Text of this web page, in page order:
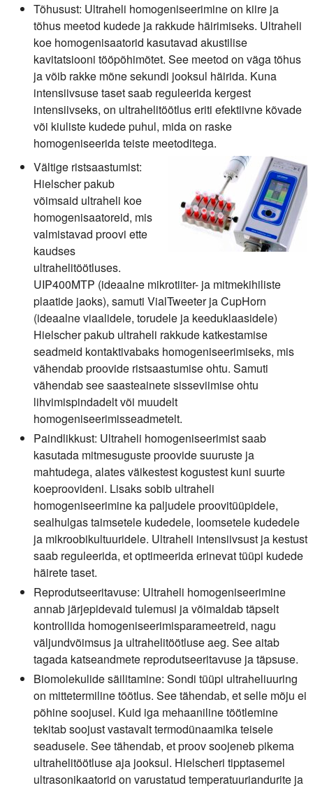
Tõhusust: Ultraheli homogeniseerimine on kiire ja
tõhus meetod kudede ja rakkude häirimiseks. Ultraheli
koe homogenisaatorid kasutavad akustilise
kavitatsiooni tööpõhimõtet. See meetod on väga tõhus
ja võib rakke mõne sekundi jooksul häirida. Kuna
intensiivsuse taset saab reguleerida kergest
intensiivseks, on ultrahelitöötlus eriti efektiivne kõvade
või kiuliste kudede puhul, mida on raske
homogeniseerida teiste meetoditega.
Vältige ristsaastumist:
Hielscher pakub
võimsaid ultraheli koe
homogenisaatoreid, mis
valmistavad proovi ette
kaudses
ultrahelitöötluses.
UIP400MTP (ideaalne mikrotiiter- ja mitmekihiliste
plaatide jaoks), samuti VialTweeter ja CupHorn
(ideaalne viaalidele, torudele ja keeduklaasidele)
Hielscher pakub ultraheli rakkude katkestamise
seadmeid kontaktivabaks homogeniseerimiseks, mis
vähendab proovide ristsaastumise ohtu. Samuti
vähendab see saasteainete sisseviimise ohtu
lihvimispindadelt või muudelt
homogeniseerimisseadmetelt.
Paindlikkust: Ultraheli homogeniseerimist saab
kasutada mitmesuguste proovide suuruste ja
mahtudega, alates väikestest kogustest kuni suurte
koeproovideni. Lisaks sobib ultraheli
homogeniseerimine ka paljudele proovitüüpidele,
sealhulgas taimsetele kudedele, loomsetele kudedele
ja mikroobikultuuridele. Ultraheli intensiivsust ja kestust
saab reguleerida, et optimeerida erinevat tüüpi kudede
häirete taset.
Reprodutseeritavuse: Ultraheli homogeniseerimine
annab järjepidevaid tulemusi ja võimaldab täpselt
kontrollida homogeniseerimisparameetreid, nagu
väljundvõimsus ja ultrahelitöötluse aeg. See aitab
tagada katseandmete reprodutseeritavuse ja täpsuse.
Biomolekulide säilitamine: Sondi tüüpi ultraheliuuring
on mittetermiline töötlus. See tähendab, et selle mõju ei
põhine soojusel. Kuid iga mehaaniline töötlemine
tekitab soojust vastavalt termodünaamika teisele
seadusele. See tähendab, et proov soojeneb pikema
ultrahelitöötluse aja jooksul. Hielscheri tipptasemel
ultrasonikaatorid on varustatud temperatuuriandurite ja